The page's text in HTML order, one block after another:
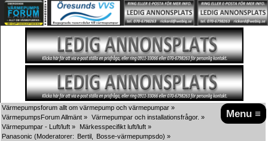
Menu ≡
Värmepumpsforum allt om värmepump och värmepumpar »
VärmepumpsForum Allmänt » Värmepumpar och installationsfrågor. »
Värmepumpar - Luft/luft » Märkesspecifikt luft/luft »
Panasonic (Moderatorer: Bertil Bosse-värmepumpsdo) »